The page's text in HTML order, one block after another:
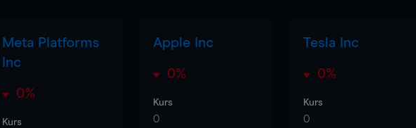
Meta Platforms
Inc
0%
Kurs
Apple Inc
0%
Kurs
0
Tesla Inc
0%
Kurs
0